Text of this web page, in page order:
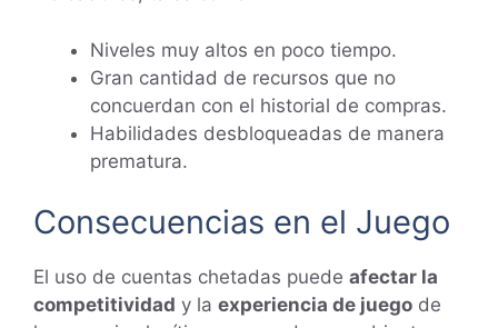
Niveles muy altos en poco tiempo.
Gran cantidad de recursos que no
concuerdan con el historial de compras.
Habilidades desbloqueadas de manera
prematura.
Consecuencias en el Juego
El uso de cuentas chetadas puede afectar la
competitividad y la experiencia de juego de